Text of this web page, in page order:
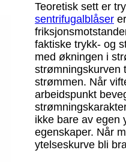
Teoretisk sett er
sentrifugalblåser
faktiske trykk- og
med økningen i
strømningskurven
strømmen. Når
arbeidspunkt
ikke bare av egen
egenskaper. Når
ytelseskurve bli